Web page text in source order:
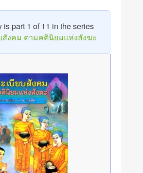
is part 1 of 11 in the series
สังคม ตามคตินิยมแห่งสังฆะ